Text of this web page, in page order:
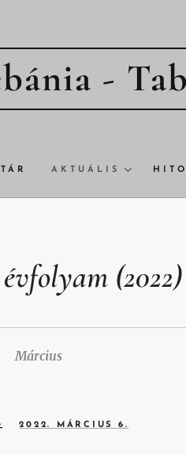
- Tab
AKTUÁLIS
(2022)
Március
2022. MÁRCIUS 6.